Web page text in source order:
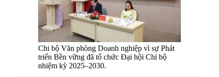
Chi bộ Văn phòng Doanh nghiệp vì sự Phát
triển Bền vững đã tổ chức Đại hội Chi bộ
nhiệm kỳ 2025–2030.